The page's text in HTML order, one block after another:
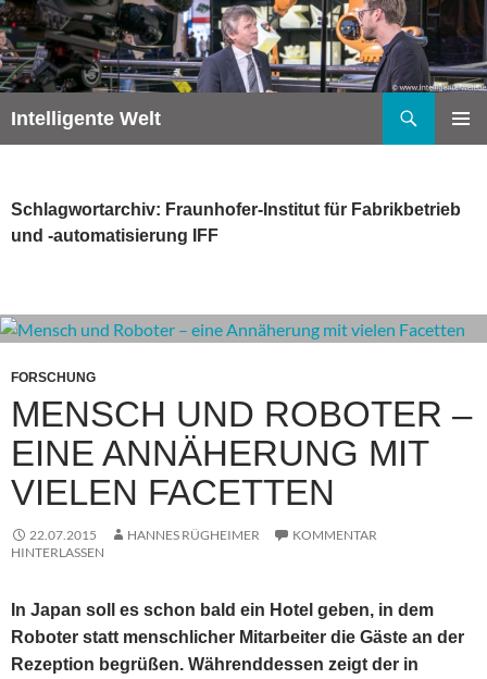
Zum
Inhalt
springen
Intelligente Welt
Schlagwortarchiv: Fraunhofer-Institut für Fabrikbetrieb
und -automatisierung IFF
FORSCHUNG
MENSCH UND ROBOTER –
EINE ANNÄHERUNG MIT
VIELEN FACETTEN
22.07.2015 HANNES RÜGHEIMER
KOMMENTAR
HINTERLASSEN
In Japan soll es schon bald ein Hotel geben, in dem
Roboter statt menschlicher Mitarbeiter die Gäste an der
Rezeption begrüßen. Währenddessen zeigt der in